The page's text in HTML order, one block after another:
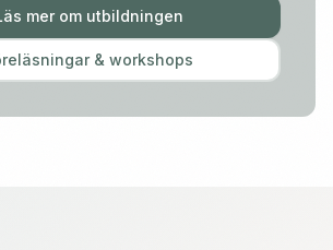
mer om utbildningen
& workshops